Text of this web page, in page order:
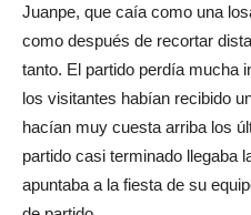
Juanpe, que caía como una
como después de recortar
tanto. El partido perdía mucha
los visitantes habían recibido
hacían muy cuesta arriba los
partido casi terminado llegaba
apuntaba a la fiesta de su